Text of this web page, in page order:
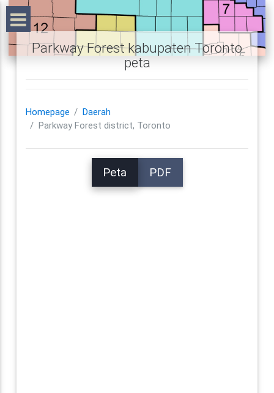
Parkway Forest kabupaten Toronto
peta
Homepage
Daerah
Parkway Forest district, Toronto
Peta PDF